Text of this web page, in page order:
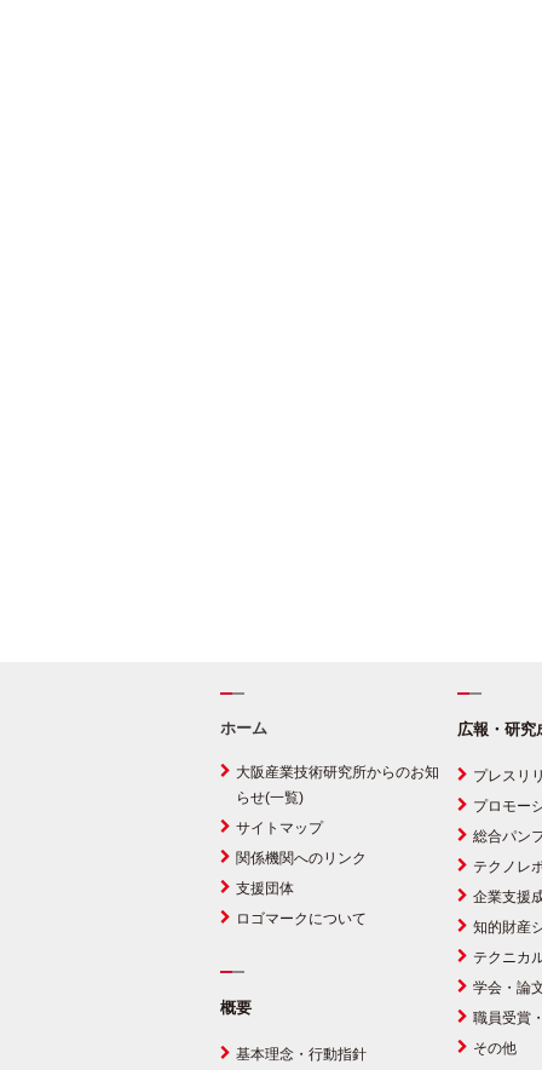
ホーム
大阪産業技術研究所からのお知
らせ(一覧)
サイトマップ
関係機関へのリンク
支援団体
ロゴマークについて
概要
基本理念・行動指針
広報・研究
プレスリ
プロモー
総合パン
テクノレ
企業支援
知的財産
テクニカ
学会・論
職員受賞
その他